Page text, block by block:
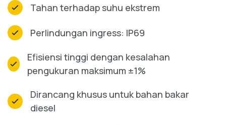
Tahan terhadap suhu ekstrem
Perlindungan ingress: IP69
Efisiensi tinggi dengan kesalahan
pengukuran maksimum ±1%
Dirancang khusus untuk bahan bakar
diesel